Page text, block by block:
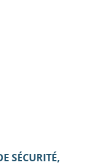
SÉCURITÉ,